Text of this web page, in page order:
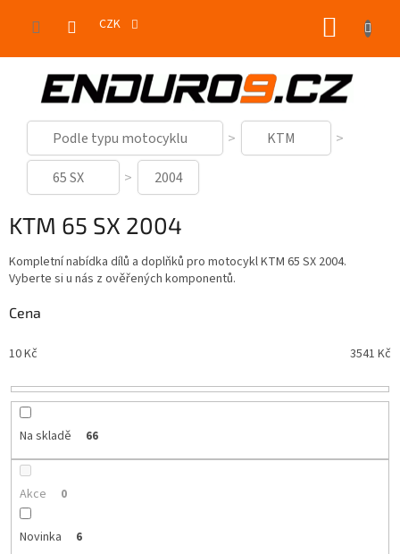
CZK
Podle typu motocyklu
KTM
65 SX
2004
KTM 65 SX 2004
Kompletní nabídka dílů a doplňků pro motocykl KTM 65 SX 2004.
Vyberte si u nás z ověřených komponentů.
Cena
10Kč 3541 Kč
Na skladě 66
Akce 0
Novinka 6